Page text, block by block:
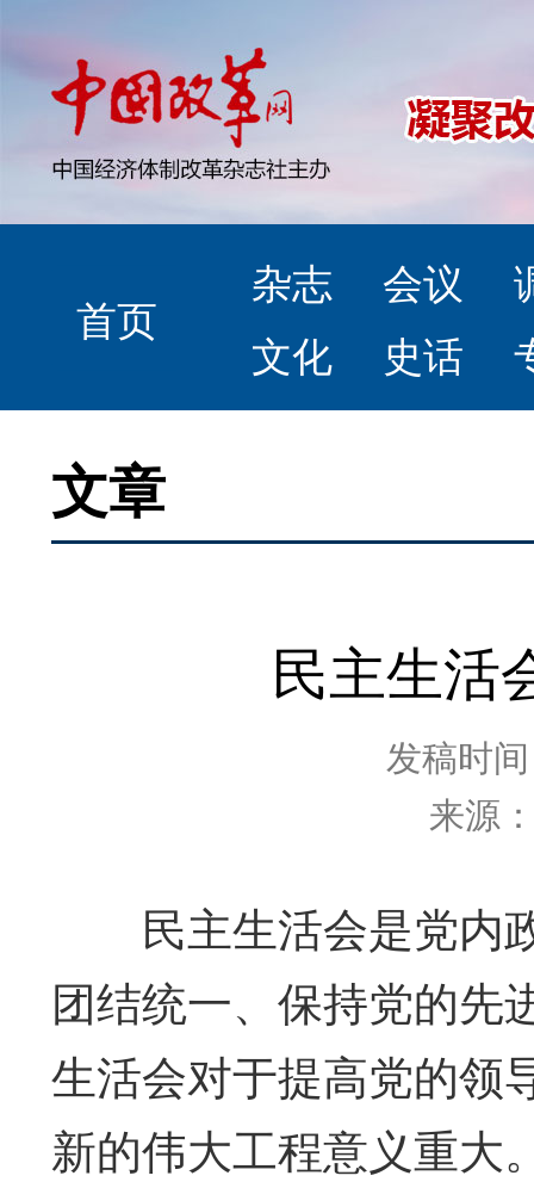
首页
杂志 会议
文化
史话
文章
民主生活
发稿时
来源
民主生活会是党内
团结统一、保持党的先
生活会对于提高党的领
新的伟大工程意义重大